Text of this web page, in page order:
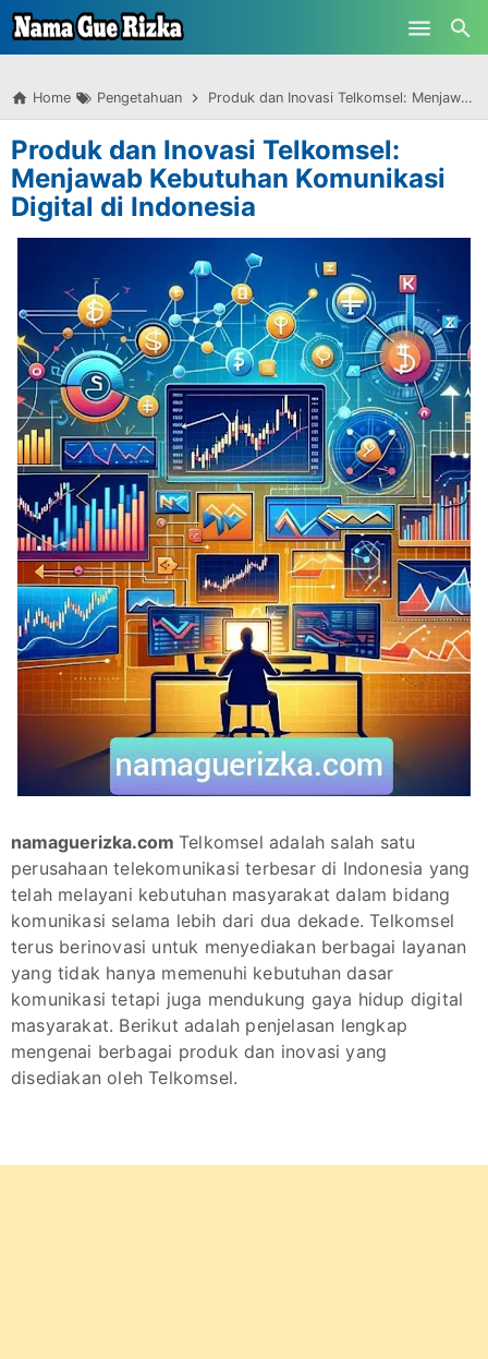
-->
Skip to main content
Home Pengetahuan Produk dan Inovasi Telkomsel: Menjawab Kebutuhan Komunikasi Digital di Indonesia
Produk dan Inovasi Telkomsel:
Menjawab Kebutuhan Komunikasi
Digital di Indonesia
namaguerizka.com Telkomsel adalah salah satu
perusahaan telekomunikasi terbesar di Indonesia yang
telah melayani kebutuhan masyarakat dalam bidang
komunikasi selama lebih dari dua dekade. Telkomsel
terus berinovasi untuk menyediakan berbagai layanan
yang tidak hanya memenuhi kebutuhan dasar
komunikasi tetapi juga mendukung gaya hidup digital
masyarakat. Berikut adalah penjelasan lengkap
mengenai berbagai produk dan inovasi yang
disediakan oleh Telkomsel.